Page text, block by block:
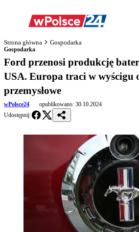
Strona główna Gospodarka
Gospodarka
Ford przenosi produkcję
USA. Europa traci w wyścigu
przemysłowe
wPolsce24 opublikowano: 30.10.2024
Udostępnij: